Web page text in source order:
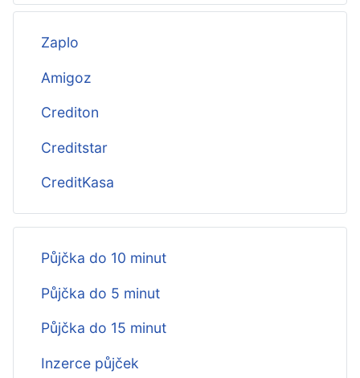
Zaplo
Amigoz
Crediton
Creditstar
CreditKasa
Půjčka do 10 minut
Půjčka do 5 minut
Půjčka do 15 minut
Inzerce půjček